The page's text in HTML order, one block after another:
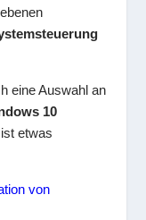
eine Auswahl an
10
etwas
von